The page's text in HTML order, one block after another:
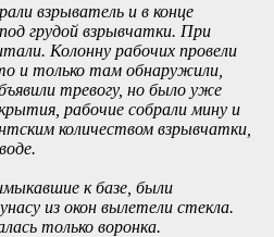
взрыватель и в конце
грудой взрывчатки. При
Колонну рабочих провели
и только там обнаружили,
тревогу, но было уже
рабочие собрали мину и
количеством взрывчатки,
к базе, были
из окон вылетели стекла.
только воронка.